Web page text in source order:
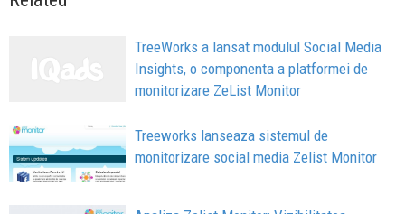
TreeWorks a lansat modulul Social Media
Insights, o componenta a platformei de
monitorizare ZeList Monitor
Treeworks lanseaza sistemul de
monitorizare social media Zelist Monitor